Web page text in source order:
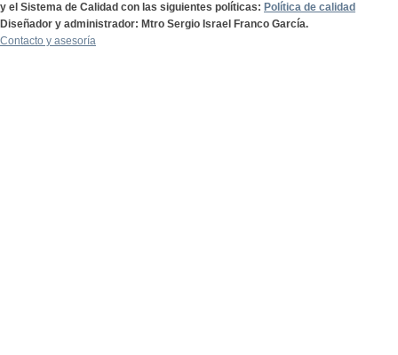
y el Sistema de Calidad con las siguientes políticas: Política de calidad
Diseñador y administrador: Mtro Sergio Israel Franco García.
Contacto y asesoría